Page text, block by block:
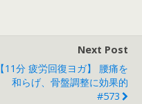
Next Post
【11分 疲労回復ヨガ】 腰痛を
和らげ、骨盤調整に効果的
#573